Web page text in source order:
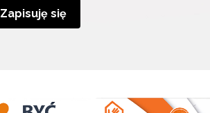
Zapisuję się